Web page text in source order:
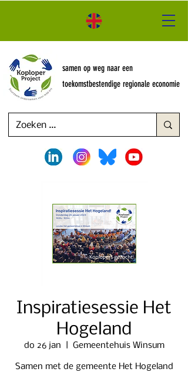
samen op weg naar een
toekomstbestendige regionale economie
Inspiratiesessie Het
Hogeland
do 26 jan Gemeentehuis Winsum
Samen met de gemeente Het Hogeland